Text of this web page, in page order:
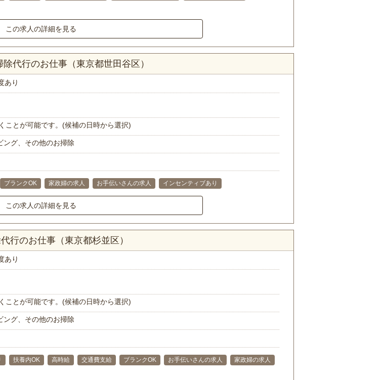
この求人の詳細を見る
代行のお仕事（東京都世田谷区）
あり
ことが可能です。(候補の日時から選択)
ング、その他のお掃除
ブランクOK 家政婦の求人 お手伝いさんの求人 インセンティブあり
この求人の詳細を見る
行のお仕事（東京都杉並区）
あり
ことが可能です。(候補の日時から選択)
ング、その他のお掃除
扶養内OK 高時給 交通費支給 ブランクOK お手伝いさんの求人
家政婦の求人